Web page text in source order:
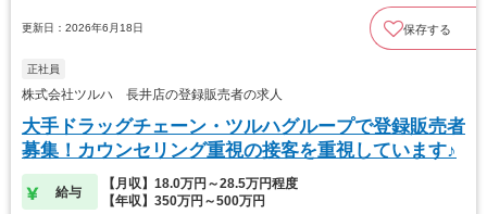
更新日：2026年6月18日 保存する
正社員
株式会社ツルハ 長井店の登録販売者の求人
大手ドラッグチェーン・ツルハグループで登録販売者
募集！カウンセリング重視の接客を重視しています♪
給与
【月収】18.0万円～28.5万円程度
【年収】350万円～500万円